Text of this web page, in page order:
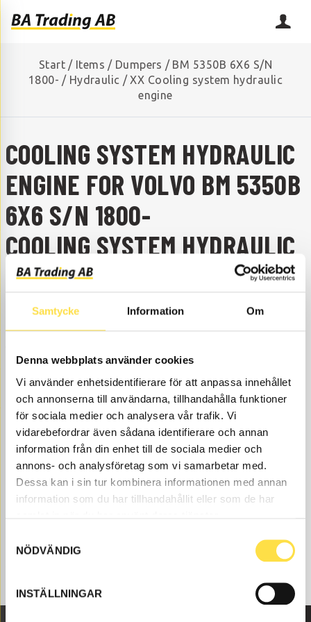
Samtycke Information Om
Denna webbplats använder cookies
Vi använder enhetsidentifierare för att anpassa innehållet
och annonserna till användarna, tillhandahålla funktioner
för sociala medier och analysera vår trafik. Vi
vidarebefordrar även sådana identifierare och annan
information från din enhet till de sociala medier och
annons- och analysföretag som vi samarbetar med.
Dessa kan i sin tur kombinera informationen med annan
information som du har tillhandahållit eller som de har
NÖDVÄNDIG
INSTÄLLNINGAR
Start / Items / Dumpers / BM 5350B 6X6 S/N
1800- / Hydraulic / XX Cooling system hydraulic
engine
COOLING SYSTEM HYDRAULIC
ENGINE FOR VOLVO BM 5350B
6X6 S/N 1800-
COOLING SYSTEM HYDRAULIC
ENGINE FOR BM 5350B 6X6
S/N 1800-
Contact us and we will help you!
+46 (0) 152-32500
info@batrading.se
Here you find Cooling system hydraulic engine to BM
5350B 6X6 S/N 1800- dumpers as Volvo parts at BA
Trading. Our Cooling system hydraulic engine for
dumpers BM 5350B 6X6 S/N 1800- are available as new,
refurbished and used, renovated Volvo parts both as
original and non-original. We have Volvo parts to
cooling system hydraulic engine for all Volvo
construction machines and these Volvo parts like
yellow spray paint, 300ml (0000014, FA014, 17704) etc
for cooling system hydraulic engine that is suitable for